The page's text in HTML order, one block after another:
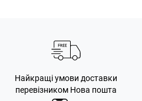
Найкращі умови доставки
перевізником Нова пошта